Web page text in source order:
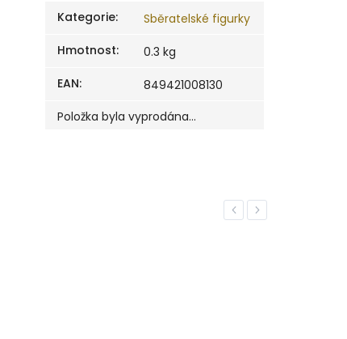
Kategorie:
Sběratelské figurky
Hmotnost:
0.3 kg
EAN:
849421008130
Položka byla vyprodána…
Previous
Next